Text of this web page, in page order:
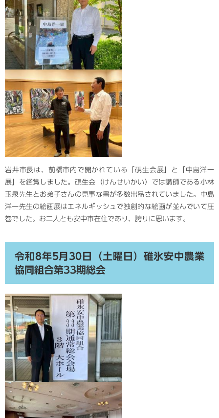
岩井市長は、前橋市内で開かれている「硯生会展」と「中島洋一
展」を鑑賞しました。硯生会（けんせいかい）では講師である小林
玉泉先生とお弟子さんの見事な書が多数出品されていました。中島
洋一先生の絵画展はエネルギッシュで独創的な絵画が並んでいて圧
巻でした。お二人とも安中市在住であり、誇りに思います。
令和8年5月30日（土曜日）碓氷安中農業
協同組合第33期総会